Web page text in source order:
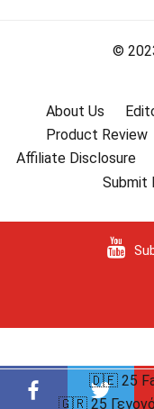
©
About Us
Product Review
Affiliate Disclosure
Submit
🇩🇪 25
🇬🇷 25